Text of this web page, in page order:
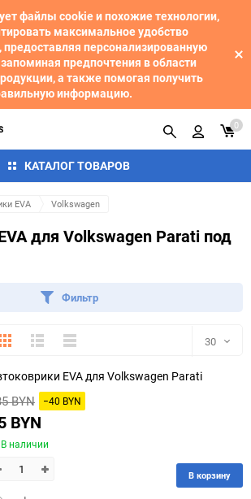
файлы cookie и похожие технологии,
максимальное удобство
персонализированную
предпочтения в области
а также помогая получить
информацию.
КАТАЛОГ ТОВАРОВ
0
EVA Volkswagen
для Volkswagen Parati под
Фильтр
ПодробноКомпактно 30
30
150
EVA для Volkswagen Parati
BYN −40 BYN
BYN
В наличии
В корзину